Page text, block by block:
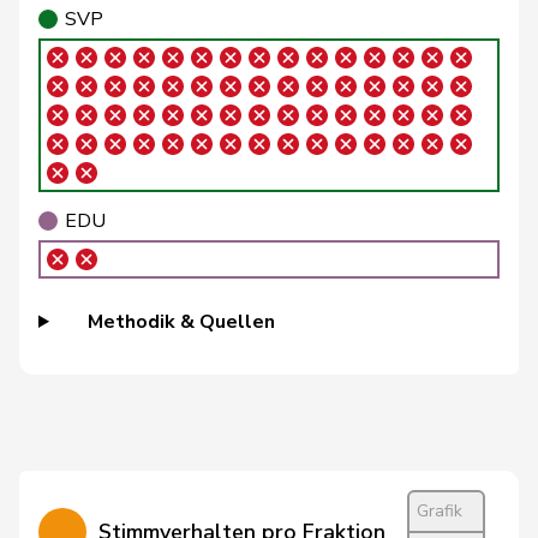
Fivaz
Fonio
Giorgio Mitte M-E
Fridez
Pierre-
Alain
SP S
Friedl Claudia SP S
SG
Funiciello
Tamara SP S
BE
SG
SVP
EDU
Methodik & Quellen
Stimmverhalten pro Fraktion
Grafik